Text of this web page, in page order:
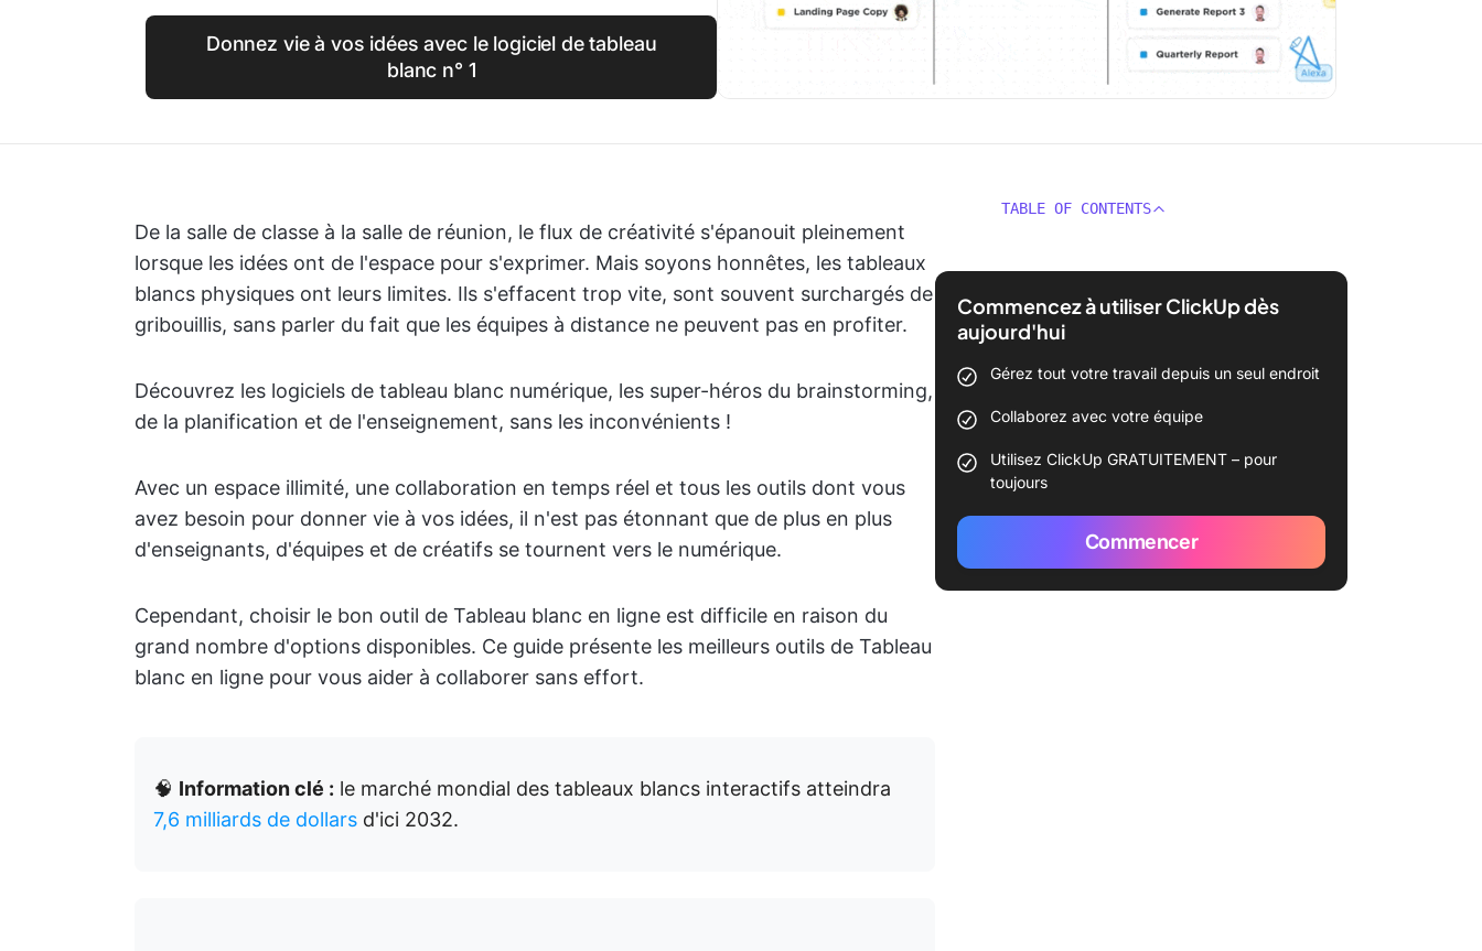
Donnez vie à vos idées avec le logiciel de tableau
blanc n° 1
De la salle de classe à la salle de réunion, le flux de créativité s'épanouit pleinement
lorsque les idées ont de l'espace pour s'exprimer. Mais soyons honnêtes, les tableaux
blancs physiques ont leurs limites. Ils s'effacent trop vite, sont souvent surchargés de
gribouillis, sans parler du fait que les équipes à distance ne peuvent pas en profiter.
Découvrez les logiciels de tableau blanc numérique, les super-héros du brainstorming,
de la planification et de l'enseignement, sans les inconvénients !
Avec un espace illimité, une collaboration en temps réel et tous les outils dont vous
avez besoin pour donner vie à vos idées, il n'est pas étonnant que de plus en plus
d'enseignants, d'équipes et de créatifs se tournent vers le numérique.
Cependant, choisir le bon outil de Tableau blanc en ligne est difficile en raison du
grand nombre d'options disponibles. Ce guide présente les meilleurs outils de Tableau
blanc en ligne pour vous aider à collaborer sans effort.
🧠 Information clé : le marché mondial des tableaux blancs interactifs atteindra
7,6 milliards de dollars d'ici 2032.
TABLE OF CONTENTS
Commencez à utiliser ClickUp dès
aujourd'hui
Gérez tout votre travail depuis un seul endroit
Collaborez avec votre équipe
Utilisez ClickUp GRATUITEMENT – pour
toujours
Commencer